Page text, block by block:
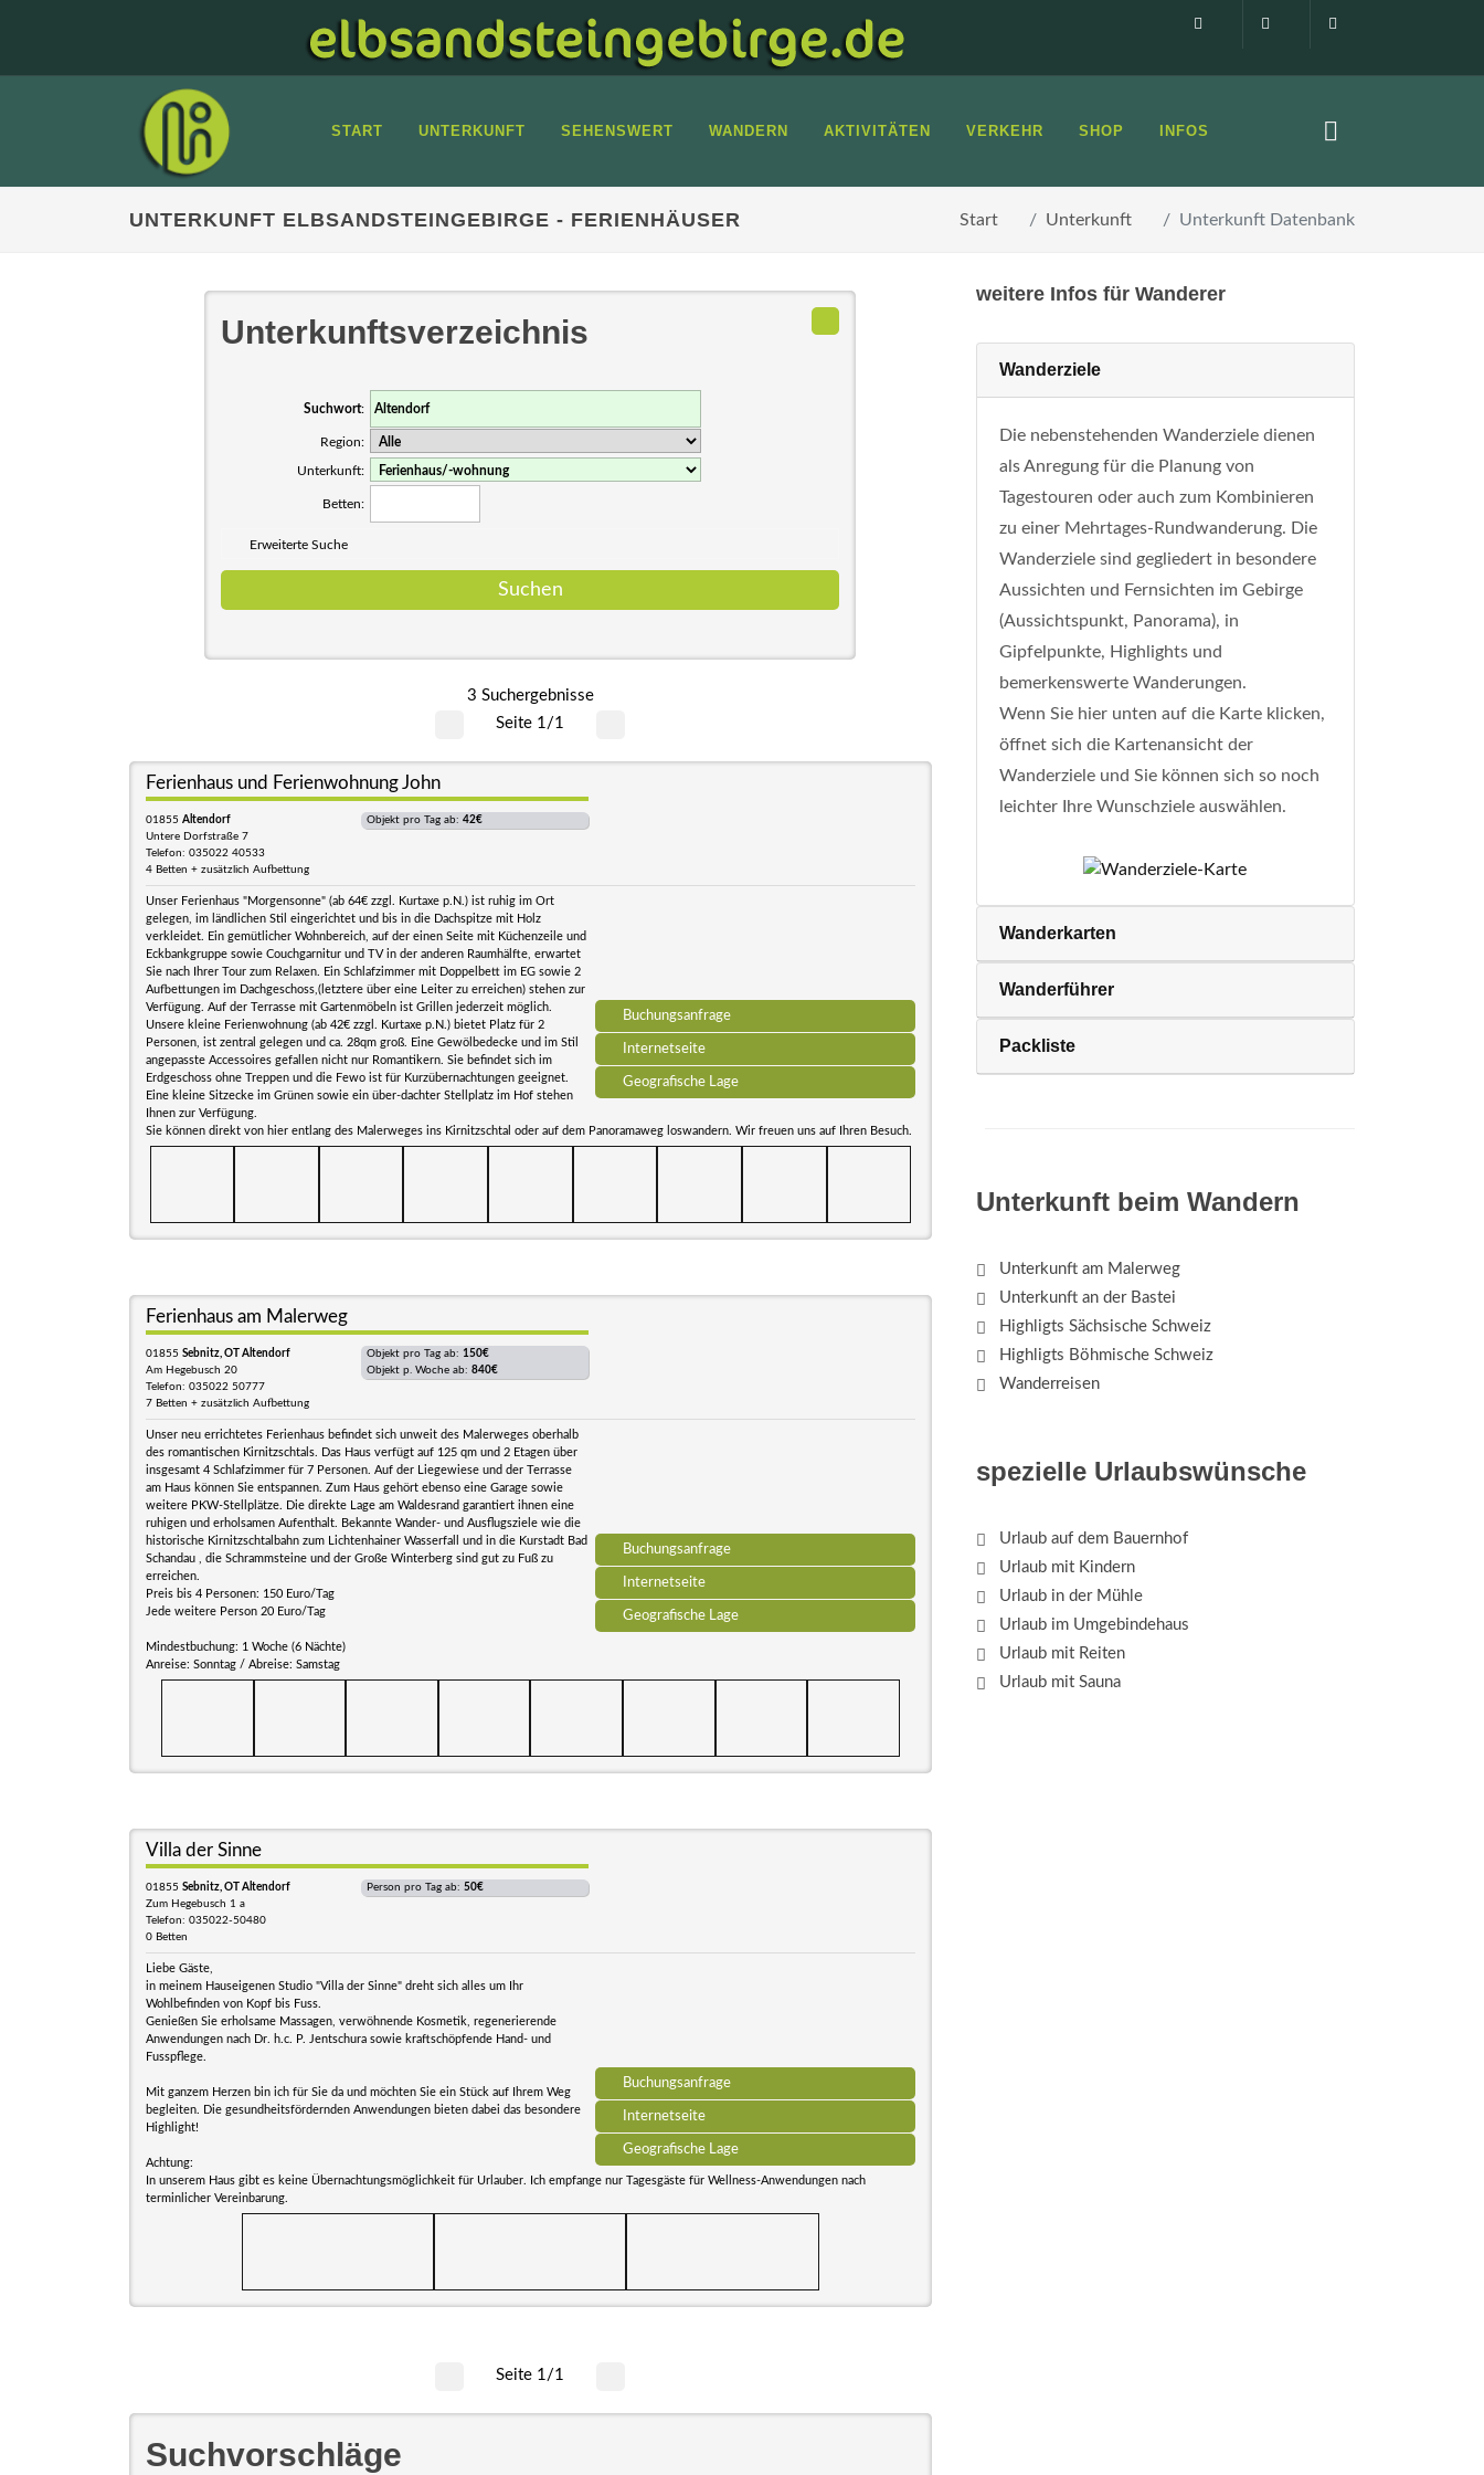
Impressum0160 99873408
START UNTERKUNFT SEHENSWERT WANDERN AKTIVITÄTEN VERKEHR SHOP INFOS
UNTERKUNFT ELBSANDSTEINGEBIRGE - FERIENHÄUSER Start Unterkunft Unterkunft Datenbank
Unterkunftsverzeichnis
Suchwort:
Region:
Unterkunft:
Betten:
Erweiterte Suche
3 Suchergebnisse
Seite 1/1
Buchungsanfrage
Internetseite
Geografische Lage
Ferienhaus und Ferienwohnung John
01855 Altendorf
Untere Dorfstraße 7
Telefon: 035022 40533
4 Betten + zusätzlich Aufbettung
Objekt pro Tag ab: 42€
Unser Ferienhaus "Morgensonne" (ab 64€ zzgl. Kurtaxe p.N.) ist ruhig im Ort
gelegen, im ländlichen Stil eingerichtet und bis in die Dachspitze mit Holz
verkleidet. Ein gemütlicher Wohnbereich, auf der einen Seite mit Küchenzeile und
Eckbankgruppe sowie Couchgarnitur und TV in der anderen Raumhälfte, erwartet
Sie nach Ihrer Tour zum Relaxen. Ein Schlafzimmer mit Doppelbett im EG sowie 2
Aufbettungen im Dachgeschoss,(letztere über eine Leiter zu erreichen) stehen zur
Verfügung. Auf der Terrasse mit Gartenmöbeln ist Grillen jederzeit möglich.
Unsere kleine Ferienwohnung (ab 42€ zzgl. Kurtaxe p.N.) bietet Platz für 2
Personen, ist zentral gelegen und ca. 28qm groß. Eine Gewölbedecke und im Stil
angepasste Accessoires gefallen nicht nur Romantikern. Sie befindet sich im
Erdgeschoss ohne Treppen und die Fewo ist für Kurzübernachtungen geeignet.
Eine kleine Sitzecke im Grünen sowie ein über-dachter Stellplatz im Hof stehen
Ihnen zur Verfügung.
Sie können direkt von hier entlang des Malerweges ins Kirnitzschtal oder auf dem Panoramaweg loswandern. Wir freuen uns auf Ihren Besuch.
Buchungsanfrage
Internetseite
Geografische Lage
Ferienhaus am Malerweg
01855 Sebnitz, OT Altendorf
Am Hegebusch 20
Telefon: 035022 50777
7 Betten + zusätzlich Aufbettung
Objekt pro Tag ab: 150€
Objekt p. Woche ab: 840€
Unser neu errichtetes Ferienhaus befindet sich unweit des Malerweges oberhalb
des romantischen Kirnitzschtals. Das Haus verfügt auf 125 qm und 2 Etagen über
insgesamt 4 Schlafzimmer für 7 Personen. Auf der Liegewiese und der Terrasse
am Haus können Sie entspannen. Zum Haus gehört ebenso eine Garage sowie
weitere PKW-Stellplätze. Die direkte Lage am Waldesrand garantiert ihnen eine
ruhigen und erholsamen Aufenthalt. Bekannte Wander- und Ausflugsziele wie die
historische Kirnitzschtalbahn zum Lichtenhainer Wasserfall und in die Kurstadt Bad
Schandau , die Schrammsteine und der Große Winterberg sind gut zu Fuß zu
erreichen.
Preis bis 4 Personen: 150 Euro/Tag
Jede weitere Person 20 Euro/Tag
Mindestbuchung: 1 Woche (6 Nächte)
Anreise: Sonntag / Abreise: Samstag
Buchungsanfrage
Internetseite
Geografische Lage
Villa der Sinne
01855 Sebnitz, OT Altendorf
Zum Hegebusch 1 a
Telefon: 035022-50480
0 Betten
Person pro Tag ab: 50€
Liebe Gäste,
in meinem Hauseigenen Studio "Villa der Sinne" dreht sich alles um Ihr
Wohlbefinden von Kopf bis Fuss.
Genießen Sie erholsame Massagen, verwöhnende Kosmetik, regenerierende
Anwendungen nach Dr. h.c. P. Jentschura sowie kraftschöpfende Hand- und
Fusspflege.
Mit ganzem Herzen bin ich für Sie da und möchten Sie ein Stück auf Ihrem Weg
begleiten. Die gesundheitsfördernden Anwendungen bieten dabei das besondere
Highlight!
Achtung:
In unserem Haus gibt es keine Übernachtungsmöglichkeit für Urlauber. Ich empfange nur Tagesgäste für Wellness-Anwendungen nach
terminlicher Vereinbarung.
Seite 1/1
Suchvorschläge
weitere Infos für Wanderer
Wanderziele
Die nebenstehenden Wanderziele dienen
als Anregung für die Planung von
Tagestouren oder auch zum Kombinieren
zu einer Mehrtages-Rundwanderung. Die
Wanderziele sind gegliedert in besondere
Aussichten und Fernsichten im Gebirge
(Aussichtspunkt, Panorama), in
Gipfelpunkte, Highlights und
bemerkenswerte Wanderungen.
Wenn Sie hier unten auf die Karte klicken,
öffnet sich die Kartenansicht der
Wanderziele und Sie können sich so noch
leichter Ihre Wunschziele auswählen.
Wanderkarten
Wanderführer
Packliste
Unterkunft beim Wandern
Unterkunft am Malerweg
Unterkunft an der Bastei
Highligts Sächsische Schweiz
Highligts Böhmische Schweiz
Wanderreisen
spezielle Urlaubswünsche
Urlaub auf dem Bauernhof
Urlaub mit Kindern
Urlaub in der Mühle
Urlaub im Umgebindehaus
Urlaub mit Reiten
Urlaub mit Sauna